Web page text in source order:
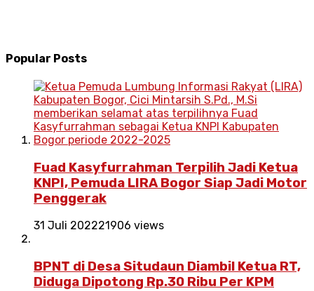
Popular Posts
Fuad Kasyfurrahman Terpilih Jadi Ketua
KNPI, Pemuda LIRA Bogor Siap Jadi Motor
Penggerak
31 Juli 202221906 views
BPNT di Desa Situdaun Diambil Ketua RT,
Diduga Dipotong Rp.30 Ribu Per KPM